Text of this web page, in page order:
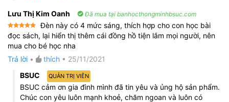
Lưu Thị Kim Oanh Đã mua tại banhocthongminhbsuc.com
Được xếp
hạng 55
sao
Đèn này có 4 mức sáng, thích hợp cho con học bài
đọc sách, lại hiển thị thêm cái đồng hồ tiện lắm mọi người, nên
mua cho bé học nha
Trả lời • thích • 25/11/2021
BSUC
QUẢN TRỊ VIÊN
BSUC cảm ơn gia đình mình đã tin yêu và ủng hộ sản phẩm.
Chúc con yêu luôn mạnh khoẻ, chăm ngoan và luôn có